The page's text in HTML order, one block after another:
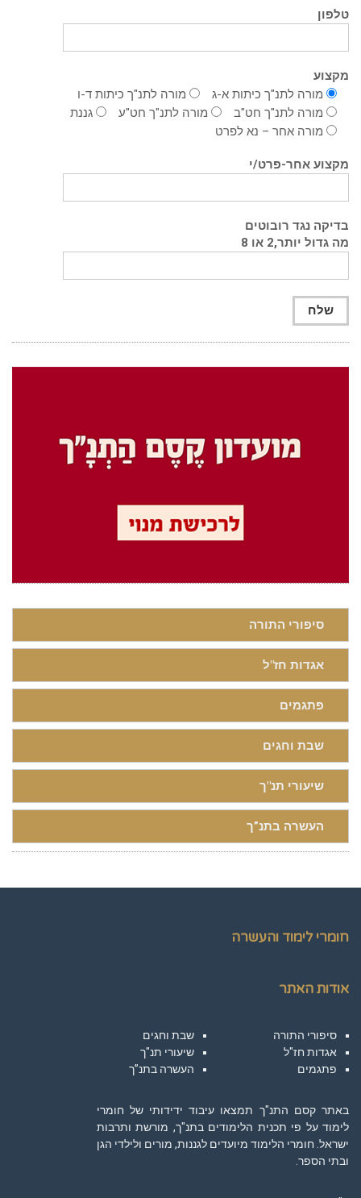
טלפון
מקצוע
מורה לתנ"ך כיתות א-ג
מורה לתנ"ך כיתות ד-ו
מורה לתנ"ך חט"ב
מורה לתנ"ך חט"ע
גננת
מורה אחר – נא לפרט
מקצוע אחר-פרט/י
בדיקה נגד רובוטים
מה גדול יותר,2 או 8
סיפורי התורה
אגדות חז"ל
פתגמים
שבת וחגים
שיעורי תנ"ך
העשרה בתנ”ך
חומרי לימוד והעשרה
אודות האתר
סיפורי התורה
אגדות חז"ל
פתגמים
שבת וחגים
שיעורי תנ"ך
העשרה בתנ”ך
באתר קסם התנ"ך תמצאו עיבוד ידידותי של חומרי
לימוד על פי תכנית הלימודים בתנ"ך, מורשת ותרבות
ישראל. חומרי הלימוד מיועדים לגננות, מורים ולילדי הגן
ובתי הספר.